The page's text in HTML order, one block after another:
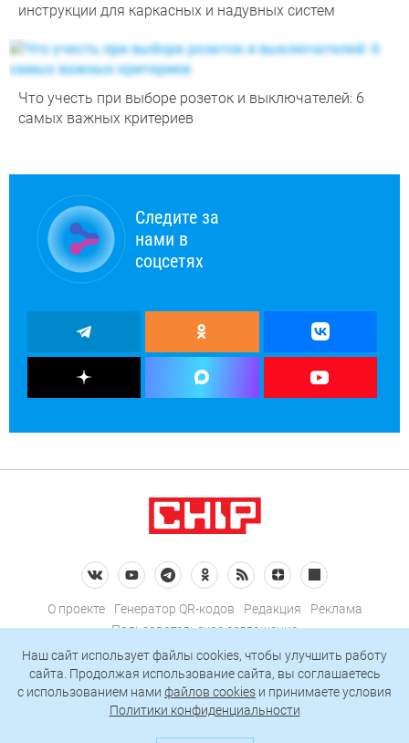
инструкции для каркасных и надувных систем
Что учесть при выборе розеток и выключателей: 6
самых важных критериев
Следите за
нами в
соцсетях
О проекте Генератор QR-кодов Редакция
Реклама
Пользовательское соглашение
Политика конфиденциальности
Подписаться на рассылку
Наш сайт использует файлы cookies, чтобы улучшить работу
сайта. Продолжая использование сайта, вы соглашаетесь
c использованием нами файлов cookies и принимаете условия
Политики конфиденциальности